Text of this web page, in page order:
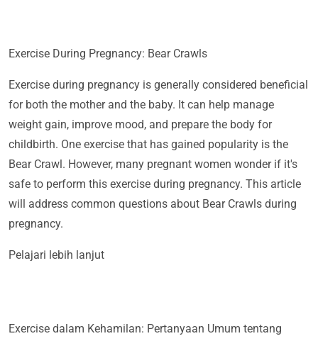
Exercise During Pregnancy: Bear Crawls
Exercise during pregnancy is generally considered beneficial
for both the mother and the baby. It can help manage
weight gain, improve mood, and prepare the body for
childbirth. One exercise that has gained popularity is the
Bear Crawl. However, many pregnant women wonder if it's
safe to perform this exercise during pregnancy. This article
will address common questions about Bear Crawls during
pregnancy.
Pelajari lebih lanjut
Exercise dalam Kehamilan: Pertanyaan Umum tentang